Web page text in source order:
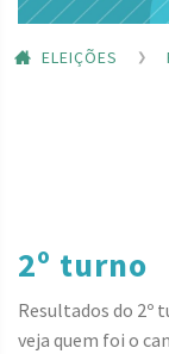
ELEIÇÕES
2º turno
Resultados do 2º
veja quem foi o